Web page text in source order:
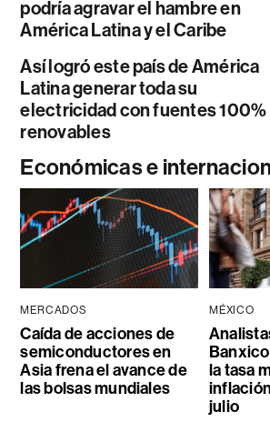
podría agravar el hambre en
América Latina y el Caribe
Así logró este país de América
Latina generar toda su
electricidad con fuentes 100%
renovables
Económicas e
MERCADOS
Caída de acciones de
semiconductores en
Asia frena el avance de
las bolsas mundiales
MÉXICO
la tasa
julio